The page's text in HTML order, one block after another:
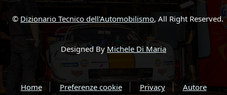
© Dizionario Tecnico dell'Automobilismo, All Right Reserved.
Designed By Michele Di Maria
Home Preferenze cookie Privacy Autore